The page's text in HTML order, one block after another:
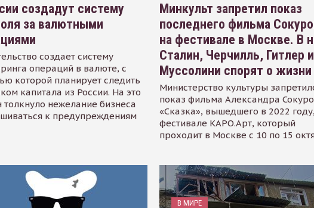
создадут систему
за валютными
создает систему
операций в валюте, с
которой планирует следить
капитала из России. На это
толкнуло нежелание бизнеса
к предупреждениям
Минкульт запретил показ
последнего фильма
на фестивале в Москве. В
Сталин, Черчилль, Гитлер и
Муссолини спорят о жизни
Министерство культуры
показ фильма Александра
«Сказка», вышедшего в 2022
фестивале КАРО.Арт, который
проходит в Москве с 10 по 15
В МИРЕ